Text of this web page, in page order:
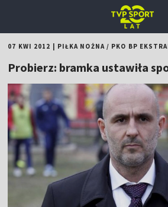
07 KWI 2012 PIŁKA NOŻNA/ PKO BP
Probierz: bramka ustawiła